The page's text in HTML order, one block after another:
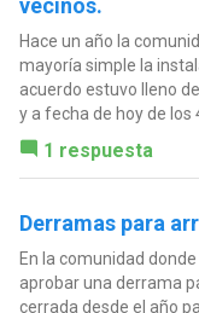
vecinos.
Hace un año la
mayoría simple la
acuerdo estuvo lleno
y a fecha de hoy de
1 respuesta
Derramas para
En la comunidad
aprobar una derrama
cerrada desde el año